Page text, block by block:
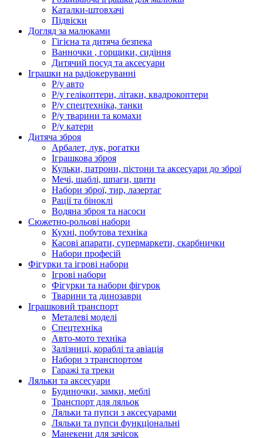
Каталки-штовхачі
Підвіски
Догляд за малюками
Гігієна та дитяча безпека
Ванночки , горщики, сидіння
Дитячий посуд та аксесуари
Іграшки на радіокеруванні
Р/у авто
Р/у гелікоптери, літаки, квадрокоптери
Р/у спецтехніка, танки
Р/у тварини та комахи
Р/у катери
Дитяча зброя
Арбалет, лук, рогатки
Іграшкова зброя
Кульки, патрони, пістони та аксесуари до зброї
Мечі, шаблі, шпаги, щити
Набори зброї, тир, лазертаг
Рації та біноклі
Водяна зброя та насоси
Сюжетно-рольові набори
Кухні, побутова техніка
Касові апарати, супермаркети, скарбнички
Набори професій
Фігурки та ігрові набори
Ігрові набори
Фігурки та набори фігурок
Тварини та динозаври
Іграшковий транспорт
Металеві моделі
Спецтехніка
Авто-мото техніка
Залізниці, кораблі та авіація
Набори з транспортом
Гаражі та треки
Ляльки та аксесуари
Будиночки, замки, меблі
Транспорт для ляльок
Ляльки та пупси з аксесуарами
Ляльки та пупси функціональні
Манекени для зачісок